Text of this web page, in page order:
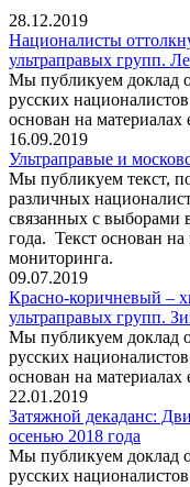
28.12.2019
Националисты
ультраправых групп.
Мы публикуем доклад
русских
основан на
16.09.2019
Ультраправые и
Мы публикуем текст,
различных
связанных с
года. Текст основан
мониторинга.
09.07.2019
Красно-коричневый –
ультраправых групп.
Мы публикуем доклад
русских
основан на
22.01.2019
Затяжной декаданс:
осенью 2018 года
Мы публикуем доклад
русских